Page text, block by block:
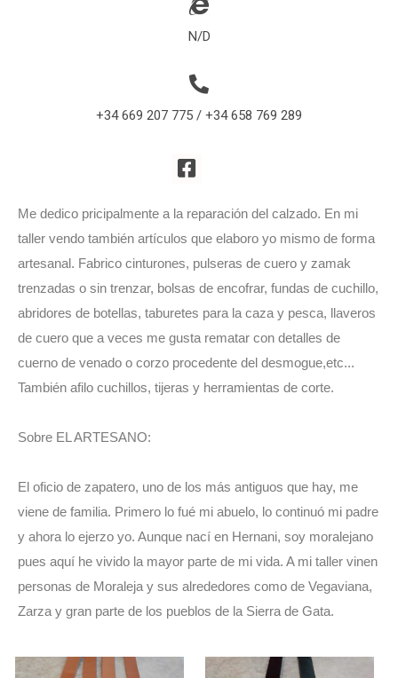
N/D
+34 669 207 775 / +34 658 769 289
Me dedico pricipalmente a la reparación del calzado. En mi
taller vendo también artículos que elaboro yo mismo de forma
artesanal. Fabrico cinturones, pulseras de cuero y zamak
trenzadas o sin trenzar, bolsas de encofrar, fundas de cuchillo,
abridores de botellas, taburetes para la caza y pesca, llaveros
de cuero que a veces me gusta rematar con detalles de
cuerno de venado o corzo procedente del desmogue,etc...
También afilo cuchillos, tijeras y herramientas de corte.
Sobre EL ARTESANO:
El oficio de zapatero, uno de los más antiguos que hay, me
viene de familia. Primero lo fué mi abuelo, lo continuó mi padre
y ahora lo ejerzo yo. Aunque nací en Hernani, soy moralejano
pues aquí he vivido la mayor parte de mi vida. A mi taller vinen
personas de Moraleja y sus alrededores como de Vegaviana,
Zarza y gran parte de los pueblos de la Sierra de Gata.